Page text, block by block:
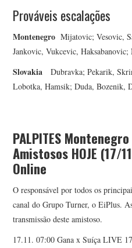
Prováveis escalações
Montenegro Mijatovic; Vesovic,
Jankovic, Vukcevic, Haksabanovic;
Slovakia
Dubravka; Pekarik,
Lobotka, Hamsik; Duda, Bozenik,
PALPITES
Amistosos HOJE (17/
Online
O responsável por todos os
canal do Grupo Turner, o EiPlus.
transmissão deste amistoso.
17.11. 07:00 Gana x Suíça LIVE